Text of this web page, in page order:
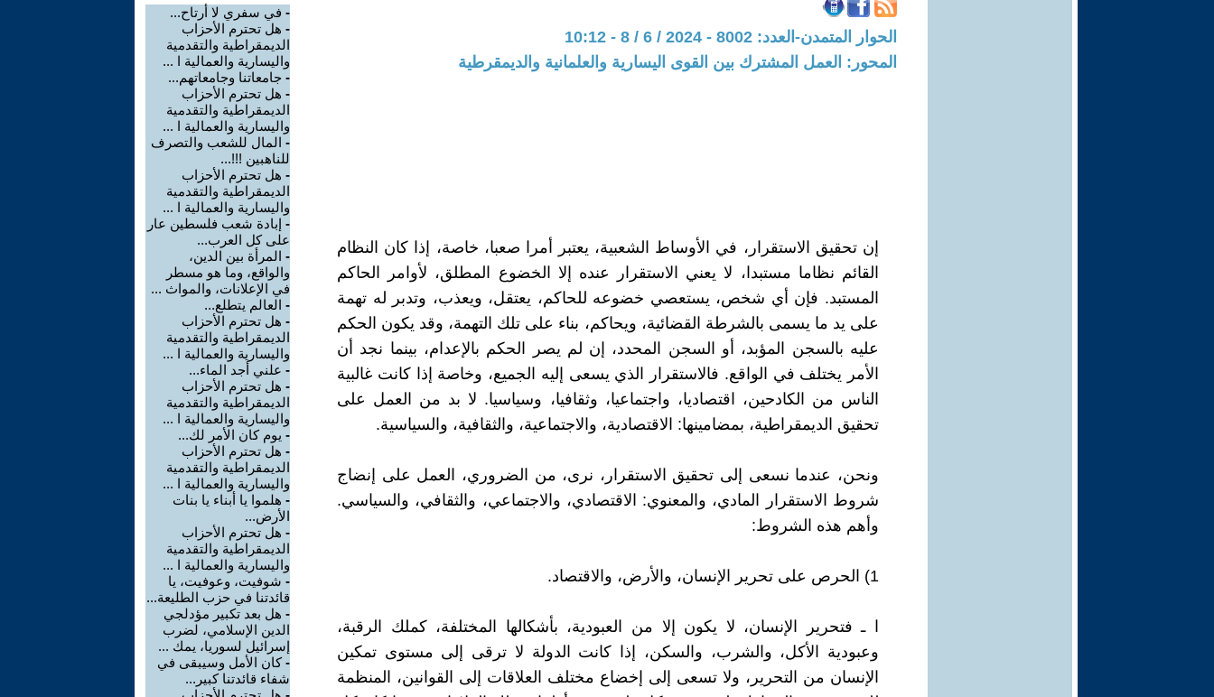
الحوار المتمدن-العدد: 8002 - 2024 / 6 / 8 - 10:12
المحور: العمل المشترك بين القوى اليسارية والعلمانية والديمقرطية
إن تحقيق الاستقرار، في الأوساط الشعبية، يعتبر أمرا صعبا، خاصة، إذا كان النظام
القائم نظاما مستبدا، لا يعني الاستقرار عنده إلا الخضوع المطلق، لأوامر الحاكم
المستبد. فإن أي شخص، يستعصي خضوعه للحاكم، يعتقل، ويعذب، وتدبر له تهمة
على يد ما يسمى بالشرطة القضائية، ويحاكم، بناء على تلك التهمة، وقد يكون الحكم
عليه بالسجن المؤبد، أو السجن المحدد، إن لم يصر الحكم بالإعدام، بينما نجد أن
الأمر يختلف في الواقع. فالاستقرار الذي يسعى إليه الجميع، وخاصة إذا كانت غالبية
الناس من الكادحين، اقتصاديا، واجتماعيا، وثقافيا، وسياسيا. لا بد من العمل على
تحقيق الديمقراطية، بمضامينها: الاقتصادية، والاجتماعية، والثقافية، والسياسية.
ونحن، عندما نسعى إلى تحقيق الاستقرار، نرى، من الضروري، العمل على إنضاج
شروط الاستقرار المادي، والمعنوي: الاقتصادي، والاجتماعي، والثقافي، والسياسي.
وأهم هذه الشروط:
1) الحرص على تحرير الإنسان، والأرض، والاقتصاد.
ا ـ فتحرير الإنسان، لا يكون إلا من العبودية، بأشكالها المختلفة، كملك الرقبة،
وعبودية الأكل، والشرب، والسكن، إذا كانت الدولة لا ترقى إلى مستوى تمكين
الإنسان من التحرير، ولا تسعى إلى إخضاع مختلف العلاقات إلى القوانين، المنظمة
- في سفري لا أرتاح...
- هل تحترم الأحزاب
الديمقراطية والتقدمية
واليسارية والعمالية ا ...
- جامعاتنا وجامعاتهم...
- هل تحترم الأحزاب
الديمقراطية والتقدمية
واليسارية والعمالية ا ...
- المال للشعب والتصرف
للناهبين !!!...
- هل تحترم الأحزاب
الديمقراطية والتقدمية
واليسارية والعمالية ا ...
- إبادة شعب فلسطين عار
على كل العرب...
- المرأة بين الدين،
والواقع، وما هو مسطر
في الإعلانات، والمواث ...
- العالم يتطلع...
- هل تحترم الأحزاب
الديمقراطية والتقدمية
واليسارية والعمالية ا ...
- علني أجد الماء...
- هل تحترم الأحزاب
الديمقراطية والتقدمية
واليسارية والعمالية ا ...
- يوم كان الأمر لك...
- هل تحترم الأحزاب
الديمقراطية والتقدمية
واليسارية والعمالية ا ...
- هلموا يا أبناء يا بنات
الأرض...
- هل تحترم الأحزاب
الديمقراطية والتقدمية
واليسارية والعمالية ا ...
- شوفيت، وعوفيت، يا
قائدتنا في حزب الطليعة...
- هل بعد تكبير مؤدلجي
الدين الإسلامي، لضرب
إسرائيل لسوريا، يمك ...
-كان الأمل وسيبقى في
شفاء قائدتنا كبير...